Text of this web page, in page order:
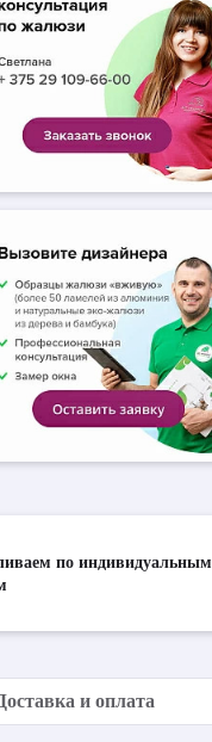
по индивидуальным
и оплата